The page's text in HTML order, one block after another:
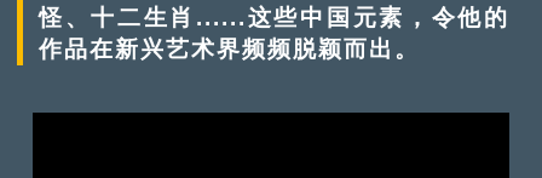
怪、十二生肖......这些中国元素，令他的
作品在新兴艺术界频频脱颖而出。